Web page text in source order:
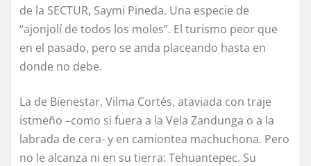
de la SECTUR, Saymi Pineda. Una especie de
“ajonjolí de todos los moles”. El turismo peor que
en el pasado, pero se anda placeando hasta en
donde no debe.
La de Bienestar, Vilma Cortés, ataviada con traje
istmeño –como si fuera a la Vela Zandunga o a la
labrada de cera- y en camiontea machuchona. Pero
no le alcanza ni en su tierra: Tehuantepec. Su